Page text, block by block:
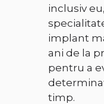
inclusiv
implant
ani de la
pentru a
timp.